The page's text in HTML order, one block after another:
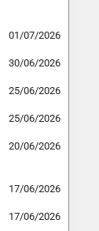
01/07/2026
30/06/2026
25/06/2026
25/06/2026
20/06/2026
17/06/2026
17/06/2026